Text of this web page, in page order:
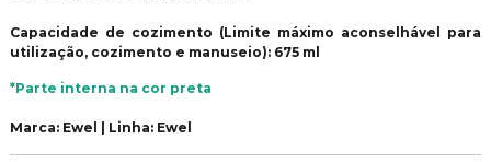
Capacidade de cozimento (Limite máximo aconselhável para
utilização, cozimento e manuseio): 675 ml
*Parte interna na cor preta
Marca: Ewel | Linha: Ewel